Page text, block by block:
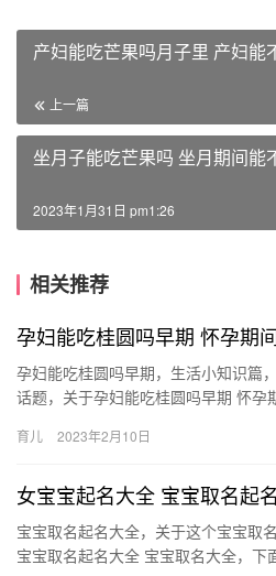
产妇能吃芒果吗月子里 产妇能
上一篇
坐月子能吃芒果吗 坐月期间能
2023年1月31日 pm1:26
相关推荐
孕妇能吃桂圆吗早期 怀孕期
孕妇能吃桂圆吗早期，生活小知识篇
话题，关于孕妇能吃桂圆吗早期 怀孕
妇…
育儿 2023年2月10日
女宝宝起名大全 宝宝取名起
宝宝取名起名大全，关于这个宝宝取
宝宝取名起名大全 宝宝取名大全，下